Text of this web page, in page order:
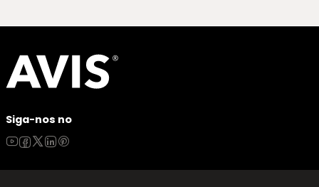
Siga-nos no